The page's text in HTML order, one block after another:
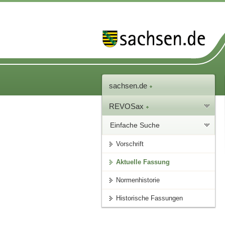
sachsen.de
REVOSax
Einfache Suche
Vorschrift
Aktuelle Fassung
Normenhistorie
Historische Fassungen